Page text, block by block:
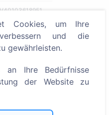
tätig!
Cookies, um Ihre
und die
gewährleisten.
an Ihre Bedürfnisse
der Website zu